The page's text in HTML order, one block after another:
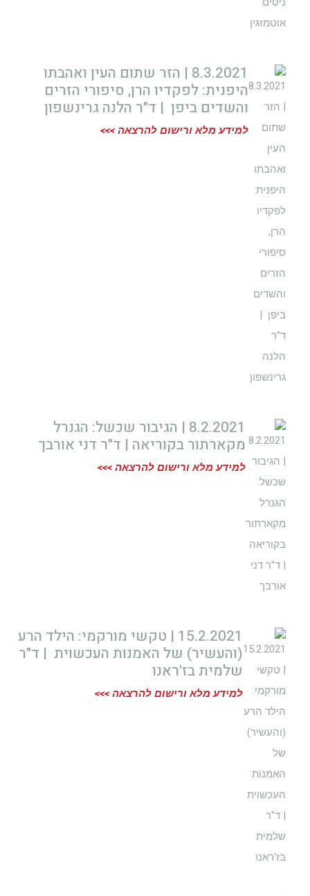
8.3.2021 | הזר שתום העין ואהבתו
היפנית: לפקדיו הרן, סיפורי הזרים
והשדים ביפן | ד"ר הלנה גרינשפון
למידע מלא ורישום להרצאה >>>
8.2.2021 | הגיבור שכשל: הגנרל
מקארתור בקוריאה | ד"ר דני אורבך
למידע מלא ורישום להרצאה >>>
15.2.2021 | טקשי מורקמי: הילד הרע
(והעשיר) של האמנות העכשוית | ד"ר
שלמית בז'ראנו
למידע מלא ורישום להרצאה >>>